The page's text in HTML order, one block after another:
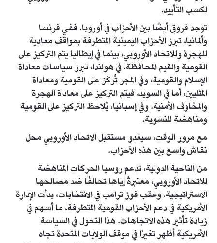
لكسب التأييد.
توجد فروق أيضًا بين الأحزاب في أوروبا. ففي فرنسا
وألمانيا، تبرز الأحزاب اليمينية المتطرفة بمواقف معادية
للهجرة وللاتحاد الأوروبي، بينما في إيطاليا يتم التركيز على
القومية والقيم المحافظة. في هولندا، تبرز سياسات معاداة
الإسلام والقومية، وفي المجر تُركّز على القومية ومعاداة
المثليين، أما في السويد، فيتم التركيز على معاداة الهجرة
والمخاوف الأمنية. وفي إسبانيا، يُلاحظ التركيز على القومية
ومناهضة للنسوية.
مع مرور الوقت، سيغدو مستقبل الاتحاد الأوروبي محل
نقاش واسع بين هذه الأحزاب.
من الناحية الدولية، تدعم روسيا الحركات المناهضة
للاتحاد الأوروبي، معتبرةً إياها تحالفًا ضد مصالحها
الاستراتيجية. وعقب فوز ترامب في الانتخابات، بدأت الإدارة
الأمريكية في دعم الأحزاب القومية المتطرفة، ما أسهم في
زيادة تأثير هذه الاتجاهات. هذا التحول في السياسة
الأمريكية أظهر تغيرًا في موقف الولايات المتحدة تجاه